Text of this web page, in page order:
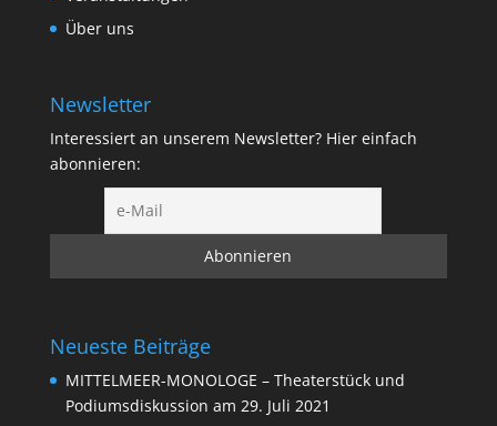
Über uns
Newsletter
Interessiert an unserem Newsletter? Hier einfach
abonnieren:
Neueste Beiträge
MITTELMEER-MONOLOGE – Theaterstück und
Podiumsdiskussion am 29. Juli 2021